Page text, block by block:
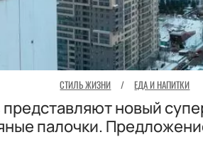
СТИЛЬ ЖИЗНИ / ЕДА И НАПИТКИ
новый
палочки.